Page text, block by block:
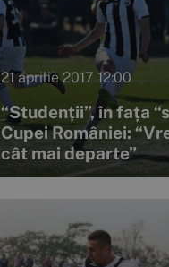
21 aprilie 2017 12:00
“Studenții”, în fața
Cupei României:
cât mai departe”